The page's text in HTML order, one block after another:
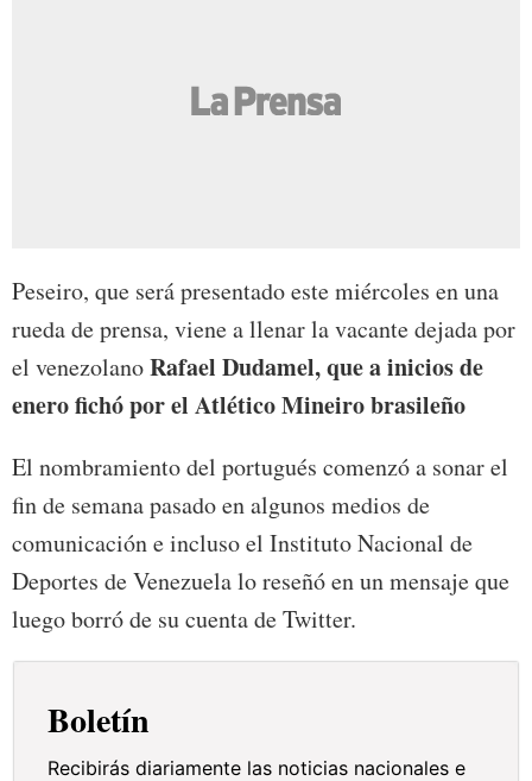
Peseiro, que será presentado este miércoles en una
rueda de prensa, viene a llenar la vacante dejada por
el venezolanoRafael Dudamel, que a inicios de
enero fichó por el Atlético Mineiro brasileño
El nombramiento del portugués comenzó a sonar el
fin de semana pasado en algunos medios de
comunicación e incluso el Instituto Nacional de
Deportes de Venezuela lo reseñó en un mensaje que
luego borró de su cuenta de Twitter.
Boletín
Recibirás diariamente las noticias nacionales e